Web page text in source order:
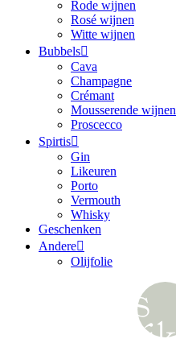
Rode wijnen
Rosé wijnen
Witte wijnen
Bubbels
Cava
Champagne
Crémant
Mousserende wijnen
Proscecco
Spirtis
Gin
Likeuren
Porto
Vermouth
Whisky
Geschenken
Andere
Olijfolie